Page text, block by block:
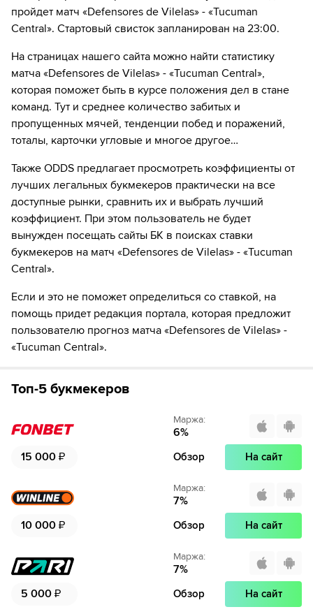
Выберите тариф за 1₽ и нажмите«Оформить
Введите данные карты и с нее спишется 1₽
Наслаждаемся трансляциями любимых
матчей в HD качестве в течение 7-и дней всего
за 1₽
Если качество предоставляемых услуг МАТЧ ТВ вас не устроит,
можете отвязать карту для последующего списания в течение 7
дней.
Далее нажмите на«Создать учетную запись в
НТВ ПЛЮС»
Введите вашу электронную почту
Выберите тариф за 1₽ и нажмите«Оформить
подписку»
Введите данные карты и с нее спишется 1₽
матчей в HD качестве в течение 7-и дней всего
за 1₽
Если качество предоставляемых услуг НТВ ПЛЮС вас не устроит,
можете отвязать карту для последующего списания в течение 7
дней.
Перейдите на сайт ОККО ТВ
Нажмите на кнопку«Оформить подписку»
Далее нажмите на«Создать учетную запись в
ОККО ТВ»
Введите вашу электронную почту
Выберите тариф за 1₽ и нажмите«Оформить
подписку»
Введите данные карты и с нее спишется 1₽
Наслаждаемся трансляциями любимых
матчей в HD качестве в течение 7-и дней всего
Если качество предоставляемых услуг ОККО ТВ вас не устроит,
можете отвязать карту для последующего списания в течение 7
пройдет матч «Defensores de Vilelas» - «Tucuman
Central». Стартовый свисток запланирован на 23:00.
На страницах нашего сайта можно найти статистику
матча «Defensores de Vilelas» - «Tucuman Central»,
которая поможет быть в курсе положения дел в стане
команд. Тут и среднее количество забитых и
пропущенных мячей, тенденции побед и поражений,
тоталы, карточки угловые и многое другое…
Также ODDS предлагает просмотреть коэффициенты от
лучших легальных букмекеров практически на все
доступные рынки, сравнить их и выбрать лучший
коэффициент. При этом пользователь не будет
вынужден посещать сайты БК в поисках ставки
букмекеров на матч «Defensores de Vilelas» - «Tucuman
Central».
Если и это не поможет определиться со ставкой, на
помощь придет редакция портала, которая предложит
пользователю прогноз матча «Defensores de Vilelas» -
«Tucuman Central».
Топ-5 букмекеров
15 000 ₽
Маржа:
6%
Обзор На сайт
10 000 ₽
Маржа:
7%
Обзор На сайт
5 000 ₽
Маржа:
7%
Обзор На сайт